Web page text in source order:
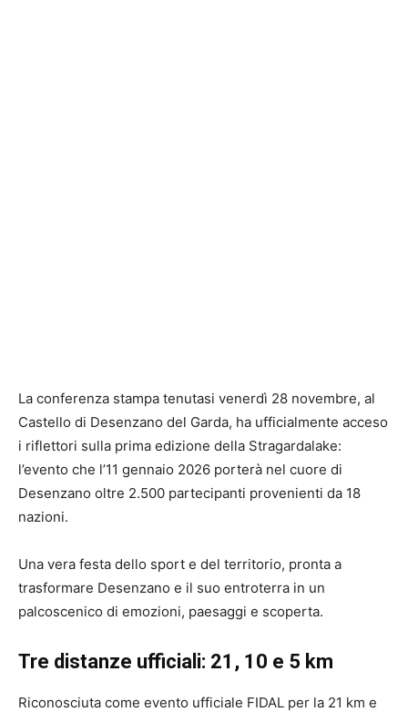
La conferenza stampa tenutasi venerdì 28 novembre, al
Castello di Desenzano del Garda, ha ufficialmente acceso
i riflettori sulla prima edizione della Stragardalake:
l’evento che l’11 gennaio 2026 porterà nel cuore di
Desenzano oltre 2.500 partecipanti provenienti da 18
nazioni.
Una vera festa dello sport e del territorio, pronta a
trasformare Desenzano e il suo entroterra in un
palcoscenico di emozioni, paesaggi e scoperta.
Tre distanze ufficiali: 21, 10 e 5 km
Riconosciuta come evento ufficiale FIDAL per la 21 km e